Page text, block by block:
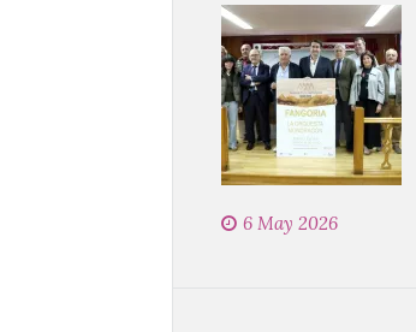
6 May 2026